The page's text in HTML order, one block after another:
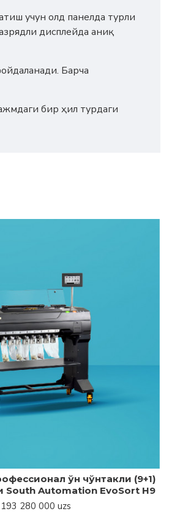
учун олд панелда турли
дисплейда аниқ
Барча
бир ҳил турдаги
ўн чўнтакли (9+1)
South Automation EvoSort H9
193 280 000 uzs